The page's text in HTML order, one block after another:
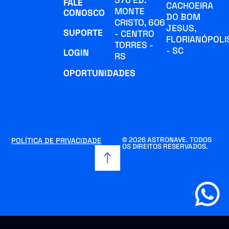
FALE
CONOSCO
SUPORTE
LOGIN
OPORTUNIDADES
MONTE
CRISTO, 606
- CENTRO
TORRES -
RS
CACHOEIRA
DO BOM
JESUS,
- SC
© 2026 ASTRONAVE. TODOS
OS DIREITOS RESERVADOS.
POLÍTICA DE PRIVACIDADE